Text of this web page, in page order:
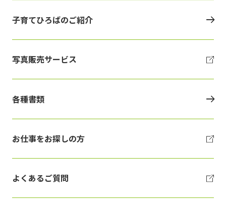
子育てひろばのご紹介
写真販売サービス
各種書類
お仕事をお探しの方
よくあるご質問